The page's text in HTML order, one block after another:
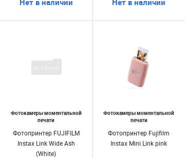
Нет в наличии Нет в наличии
Фотокамеры моментальной
печати
Фотопринтер FUJIFILM
Instax Link Wide Ash
(White)
Фотокамеры моментальной
печати
Фотопринтер Fujifilm
Instax Mini Link pink